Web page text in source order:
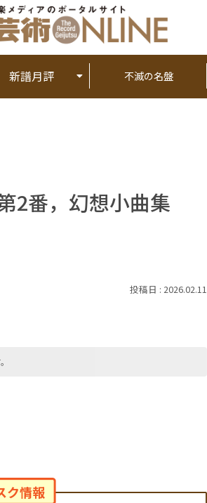
新譜月評 不滅の名盤
2番，幻想小曲集
2026.02.11
ク情報